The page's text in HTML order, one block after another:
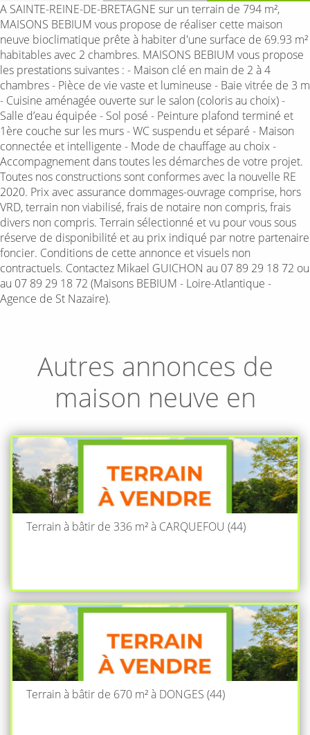
A SAINTE-REINE-DE-BRETAGNE sur un terrain de 794 m²,
MAISONS BEBIUM vous propose de réaliser cette maison
neuve bioclimatique prête à habiter d'une surface de 69.93 m²
habitables avec 2 chambres. MAISONS BEBIUM vous propose
les prestations suivantes : - Maison clé en main de 2 à 4
chambres - Pièce de vie vaste et lumineuse - Baie vitrée de 3 m
- Cuisine aménagée ouverte sur le salon (coloris au choix) -
Salle d’eau équipée - Sol posé - Peinture plafond terminé et
1ère couche sur les murs - WC suspendu et séparé - Maison
connectée et intelligente - Mode de chauffage au choix -
Accompagnement dans toutes les démarches de votre projet.
Toutes nos constructions sont conformes avec la nouvelle RE
2020. Prix avec assurance dommages-ouvrage comprise, hors
VRD, terrain non viabilisé, frais de notaire non compris, frais
divers non compris. Terrain sélectionné et vu pour vous sous
réserve de disponibilité et au prix indiqué par notre partenaire
foncier. Conditions de cette annonce et visuels non
contractuels. Contactez Mikael GUICHON au 07 89 29 18 72 ou
au 07 89 29 18 72 (Maisons BEBIUM - Loire-Atlantique -
Agence de St Nazaire).
Autres annonces de
maison neuve en
Terrain à bâtir de 336 m² à CARQUEFOU (44)
Terrain à bâtir de 670 m² à DONGES (44)